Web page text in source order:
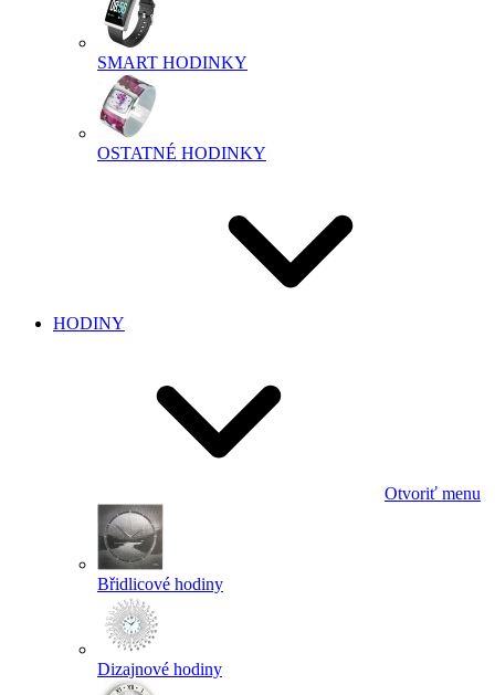
SMART HODINKY
OSTATNÉ HODINKY
HODINY
Otvoriť menu
Břidlicové hodiny
Dizajnové hodiny